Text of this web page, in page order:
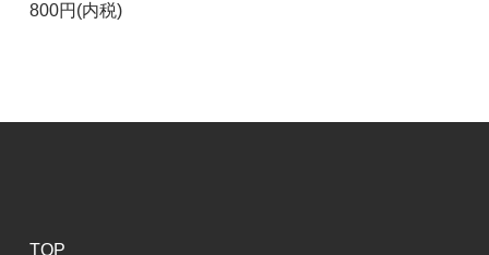
800円(内税)
TOP